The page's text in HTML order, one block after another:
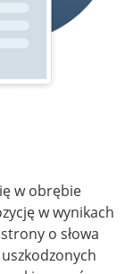
w obrębie
w wynikach
o słowa